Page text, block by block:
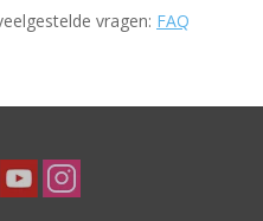
vragen: FAQ